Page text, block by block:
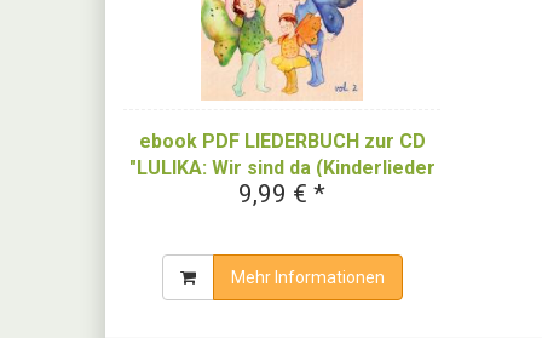
ebook PDF LIEDERBUCH zur CD
"LULIKA: Wir sind da (Kinderlieder
mit Lucia und Angelika), Vol. 2"
9,99 € *
Mehr Informationen